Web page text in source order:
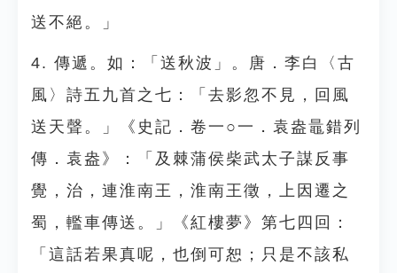
送不絕。」
4. 傳遞。如：「送秋波」。唐．李白〈古
風〉詩五九首之七：「去影忽不見，回風
送天聲。」《史記．卷一○一．袁盎鼂錯列
傳．袁盎》：「及棘蒲侯柴武太子謀反事
覺，治，連淮南王，淮南王徵，上因遷之
蜀，轞車傳送。」《紅樓夢》第七四回：
「這話若果真呢，也倒可恕；只是不該私